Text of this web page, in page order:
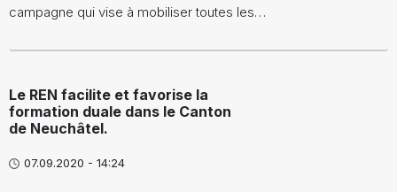
campagne qui vise à mobiliser toutes les…
Le REN facilite et favorise la
formation duale dans le Canton
de Neuchâtel.
07.09.2020 - 14:24